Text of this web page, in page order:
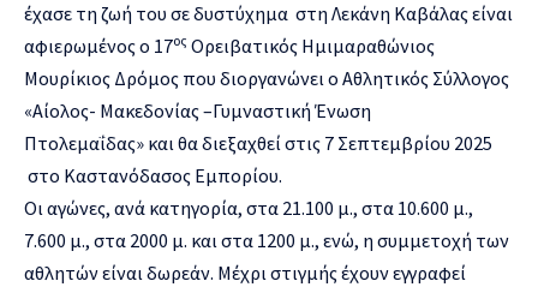
έχασε τη ζωή του σε δυστύχημα στη Λεκάνη Καβάλας είναι
αφιερωμένος ο 17ος Ορειβατικός Ημιμαραθώνιος
Μουρίκιος Δρόμος που διοργανώνει ο Αθλητικός Σύλλογος
«Αίολος- Μακεδονίας –Γυμναστική Ένωση
Πτολεμαΐδας» και θα διεξαχθεί στις 7 Σεπτεμβρίου 2025
στο Καστανόδασος Εμπορίου.
Οι αγώνες, ανά κατηγορία, στα 21.100 μ., στα 10.600 μ.,
7.600 μ., στα 2000 μ. και στα 1200 μ., ενώ, η συμμετοχή των
αθλητών είναι δωρεάν. Μέχρι στιγμής έχουν εγγραφεί